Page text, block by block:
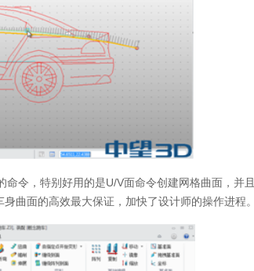
，特别好用的是U/V面命令创建网格曲面，并
曲面的高效最大保证，加快了设计师的操作进程